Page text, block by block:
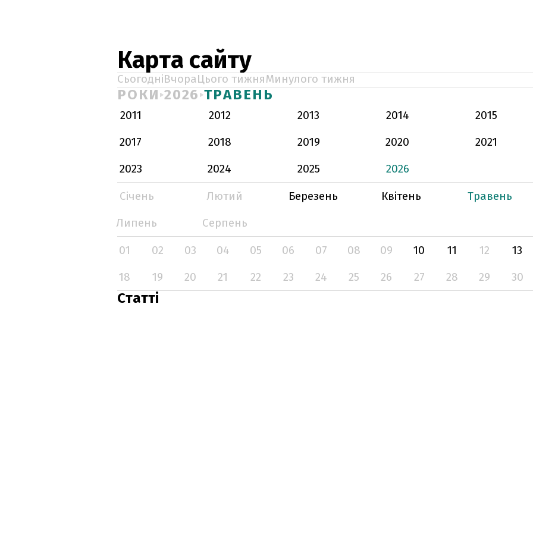
Карта сайту
СьогодніВчораЦього тижняМинулого тижня
РОКИ 2026 ТРАВЕНЬ
2011 2012 2013 2014
2015
2017
2018 2019 2020
2021
2023
2024 2025
2026
Січень
Лютий Березень Квітень
Травень
Липень
Серпень
01
02 03 04 05 06 07 08 09 10 11 12
13
18
19 20 21 22 23 24 25 26 27 28 29 30
Статті